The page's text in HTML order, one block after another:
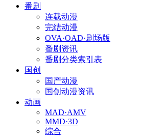
番剧
连载动漫
完结动漫
OVA·OAD·剧场版
番剧资讯
番剧分类索引表
国创
国产动漫
国创动漫资讯
动画
MAD·AMV
MMD·3D
综合